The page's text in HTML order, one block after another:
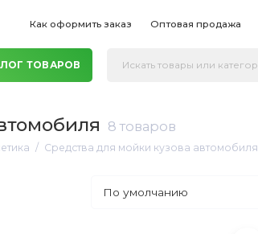
Как оформить заказ Оптовая продажа
ТОВАРОВ
8 товаров
Средства для мойки кузова автомобиля